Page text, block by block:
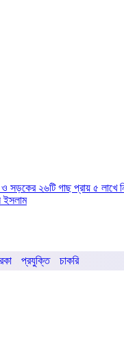
সড়কের ২৬টি গাছ প্রায় ৫ লাখে
ইসলাম
প্রযুক্তি চাকরি